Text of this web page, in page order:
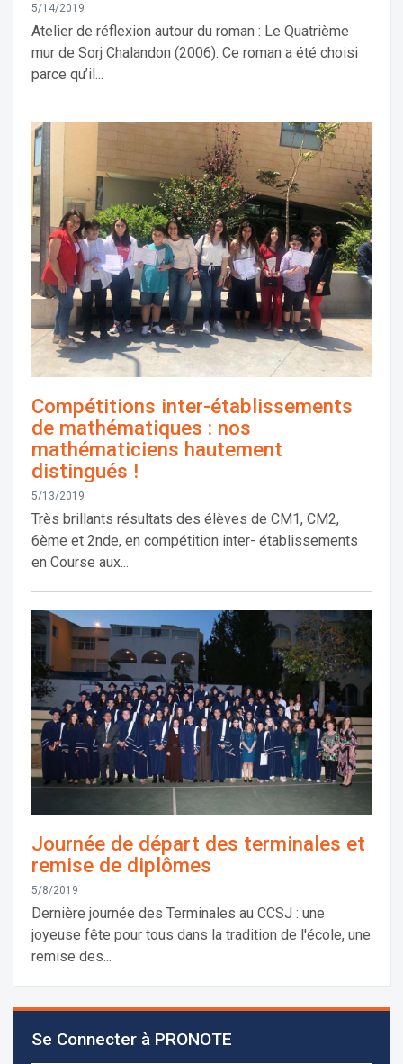
5/14/2019
Atelier de réflexion autour du roman : Le Quatrième
mur de Sorj Chalandon (2006). Ce roman a été choisi
parce qu’il...
Compétitions inter-établissements
de mathématiques : nos
mathématiciens hautement
distingués !
5/13/2019
Très brillants résultats des élèves de CM1, CM2,
6ème et 2nde, en compétition inter- établissements
en Course aux...
Journée de départ des terminales et
remise de diplômes
5/8/2019
Dernière journée des Terminales au CCSJ : une
joyeuse fête pour tous dans la tradition de l'école, une
remise des...
Se Connecter à PRONOTE
l'établissement selon des rendez-vous fixés à
l’avance.